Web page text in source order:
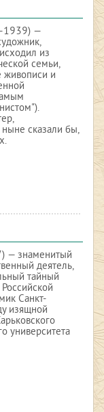
—
из
семьи,
живописи и
ныне сказали бы,
— знаменитый
деятель,
тайный
Санкт-
изящной
университета